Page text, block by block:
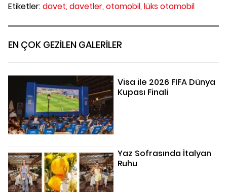
Etiketler:davet,davetler,otomobil,lüks otomobil
EN ÇOK GEZİLEN GALERİLER
Visa ile 2026 FIFA Dünya
Kupası Finali
Yaz Sofrasında İtalyan
Ruhu